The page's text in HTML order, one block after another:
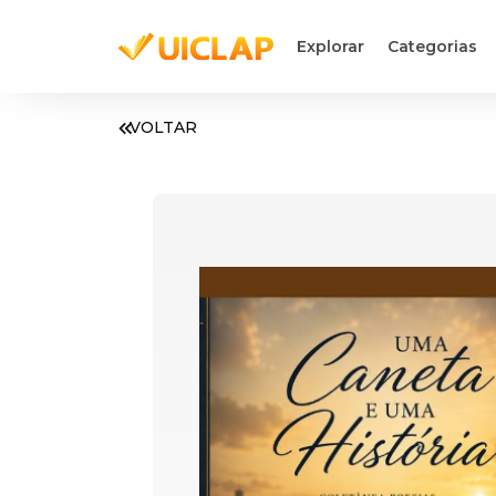
Explorar Categorias
VOLTAR